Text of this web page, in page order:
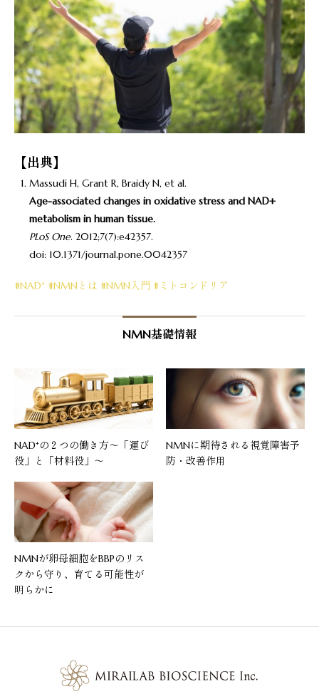
【出典】
Massudi H, Grant R, Braidy N, et al.
Age-associated changes in oxidative stress and NAD+
metabolism in human tissue.
PLoS One. 2012;7(7):e42357.
doi: 10.1371/journal.pone.0042357
#NAD⁺ #NMNとは #NMN入門 #ミトコンドリア
NMN基礎情報
NAD⁺の２つの働き方〜「運び
役」と「材料役」〜
NMNに期待される視覚障害予
防・改善作用
NMNが卵母細胞をBBPのリス
クから守り、育てる可能性が
明らかに